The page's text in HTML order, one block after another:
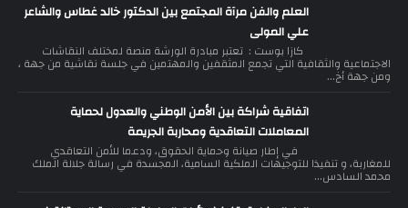
العلم والفن مرآة المجتمع بين الدكتور خالد غطاس والشاعر
علي المولى
كازا بوست : تعتبر مبادرة الورشة منصة لمختلف النقاشات
الاجتماعية والثقافية التي تجمع المثقفين والمهتمين في جلسة نقاشية من جهة ،
ومن جهة أخ...
اتفاقية شراكة بين الأمن الوطني والعدول لحماية
المعاملات التعاقدية ومحاربة الجريمة
في إطار صيانة وحماية الحقوق، ودعما للأمن التعاقدي
للمغاربة، و تنفيذا للتوجيهات الملكية السامية، المجسدة في رسالة جلالة الملك
محمد السادس...